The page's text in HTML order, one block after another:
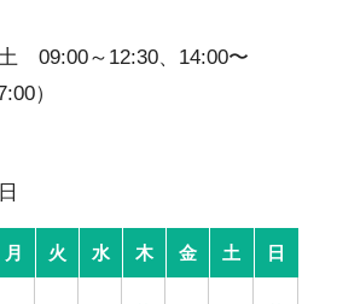
09:00～12:30、14:00〜
）
月 火 水 木 金 土 日